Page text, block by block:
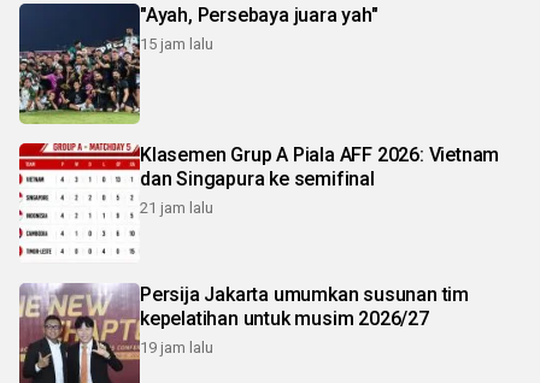
"Ayah, Persebaya juara yah"
15 jam lalu
Klasemen Grup A Piala AFF 2026: Vietnam
dan Singapura ke semifinal
21 jam lalu
Persija Jakarta umumkan susunan tim
kepelatihan untuk musim 2026/27
19 jam lalu